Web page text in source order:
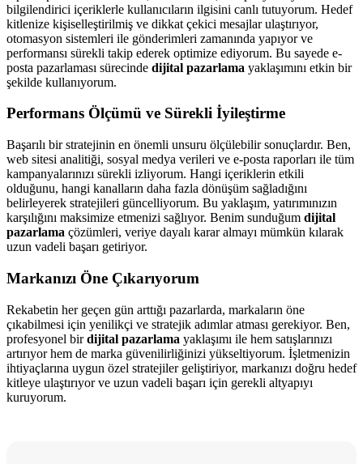
bilgilendirici içeriklerle kullanıcıların ilgisini canlı tutuyorum. Hedef
kitlenize kişiselleştirilmiş ve dikkat çekici mesajlar ulaştırıyor,
otomasyon sistemleri ile gönderimleri zamanında yapıyor ve
performansı sürekli takip ederek optimize ediyorum. Bu sayede e-
posta pazarlaması sürecinde dijital pazarlama yaklaşımını etkin bir
şekilde kullanıyorum.
Performans Ölçümü ve Sürekli İyileştirme
Başarılı bir stratejinin en önemli unsuru ölçülebilir sonuçlardır. Ben,
web sitesi analitiği, sosyal medya verileri ve e-posta raporları ile tüm
kampanyalarınızı sürekli izliyorum. Hangi içeriklerin etkili
olduğunu, hangi kanalların daha fazla dönüşüm sağladığını
belirleyerek stratejileri güncelliyorum. Bu yaklaşım, yatırımınızın
karşılığını maksimize etmenizi sağlıyor. Benim sunduğum dijital
pazarlama çözümleri, veriye dayalı karar almayı mümkün kılarak
uzun vadeli başarı getiriyor.
Markanızı Öne Çıkarıyorum
Rekabetin her geçen gün arttığı pazarlarda, markaların öne
çıkabilmesi için yenilikçi ve stratejik adımlar atması gerekiyor. Ben,
profesyonel birdijital pazarlama yaklaşımı ile hem satışlarınızı
artırıyor hem de marka güvenilirliğinizi yükseltiyorum. İşletmenizin
ihtiyaçlarına uygun özel stratejiler geliştiriyor, markanızı doğru hedef
kitleye ulaştırıyor ve uzun vadeli başarı için gerekli altyapıyı
kuruyorum.